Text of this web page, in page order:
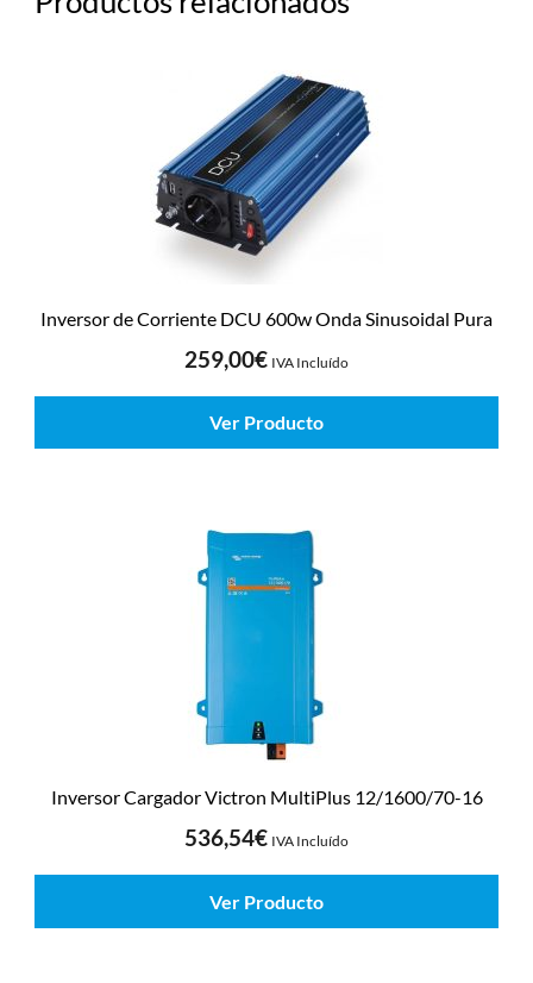
Inversor de Corriente DCU 600w Onda Sinusoidal Pura
259,00€ IVA Incluído
Ver Producto
Inversor Cargador Victron MultiPlus 12/1600/70-16
536,54€ IVA Incluído
Ver Producto